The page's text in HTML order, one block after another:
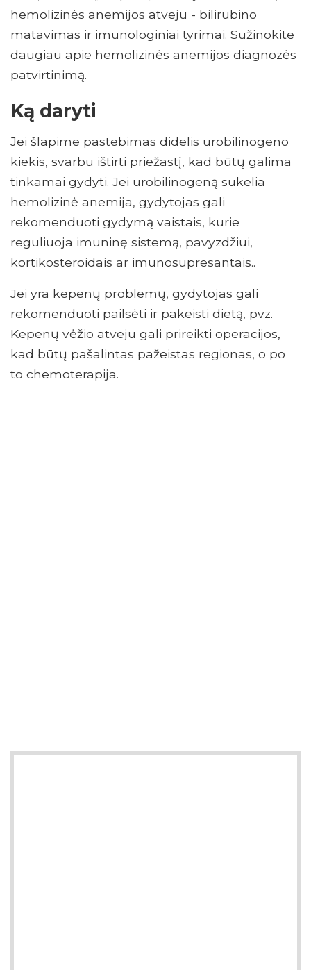
hemolizinės anemijos atveju - bilirubino
matavimas ir imunologiniai tyrimai. Sužinokite
daugiau apie hemolizinės anemijos diagnozės
patvirtinimą.
Ką daryti
Jei šlapime pastebimas didelis urobilinogeno
kiekis, svarbu ištirti priežastį, kad būtų galima
tinkamai gydyti. Jei urobilinogeną sukelia
hemolizinė anemija, gydytojas gali
rekomenduoti gydymą vaistais, kurie
reguliuoja imuninę sistemą, pavyzdžiui,
kortikosteroidais ar imunosupresantais..
Jei yra kepenų problemų, gydytojas gali
rekomenduoti pailsėti ir pakeisti dietą, pvz.
Kepenų vėžio atveju gali prireikti operacijos,
kad būtų pašalintas pažeistas regionas, o po
to chemoterapija.